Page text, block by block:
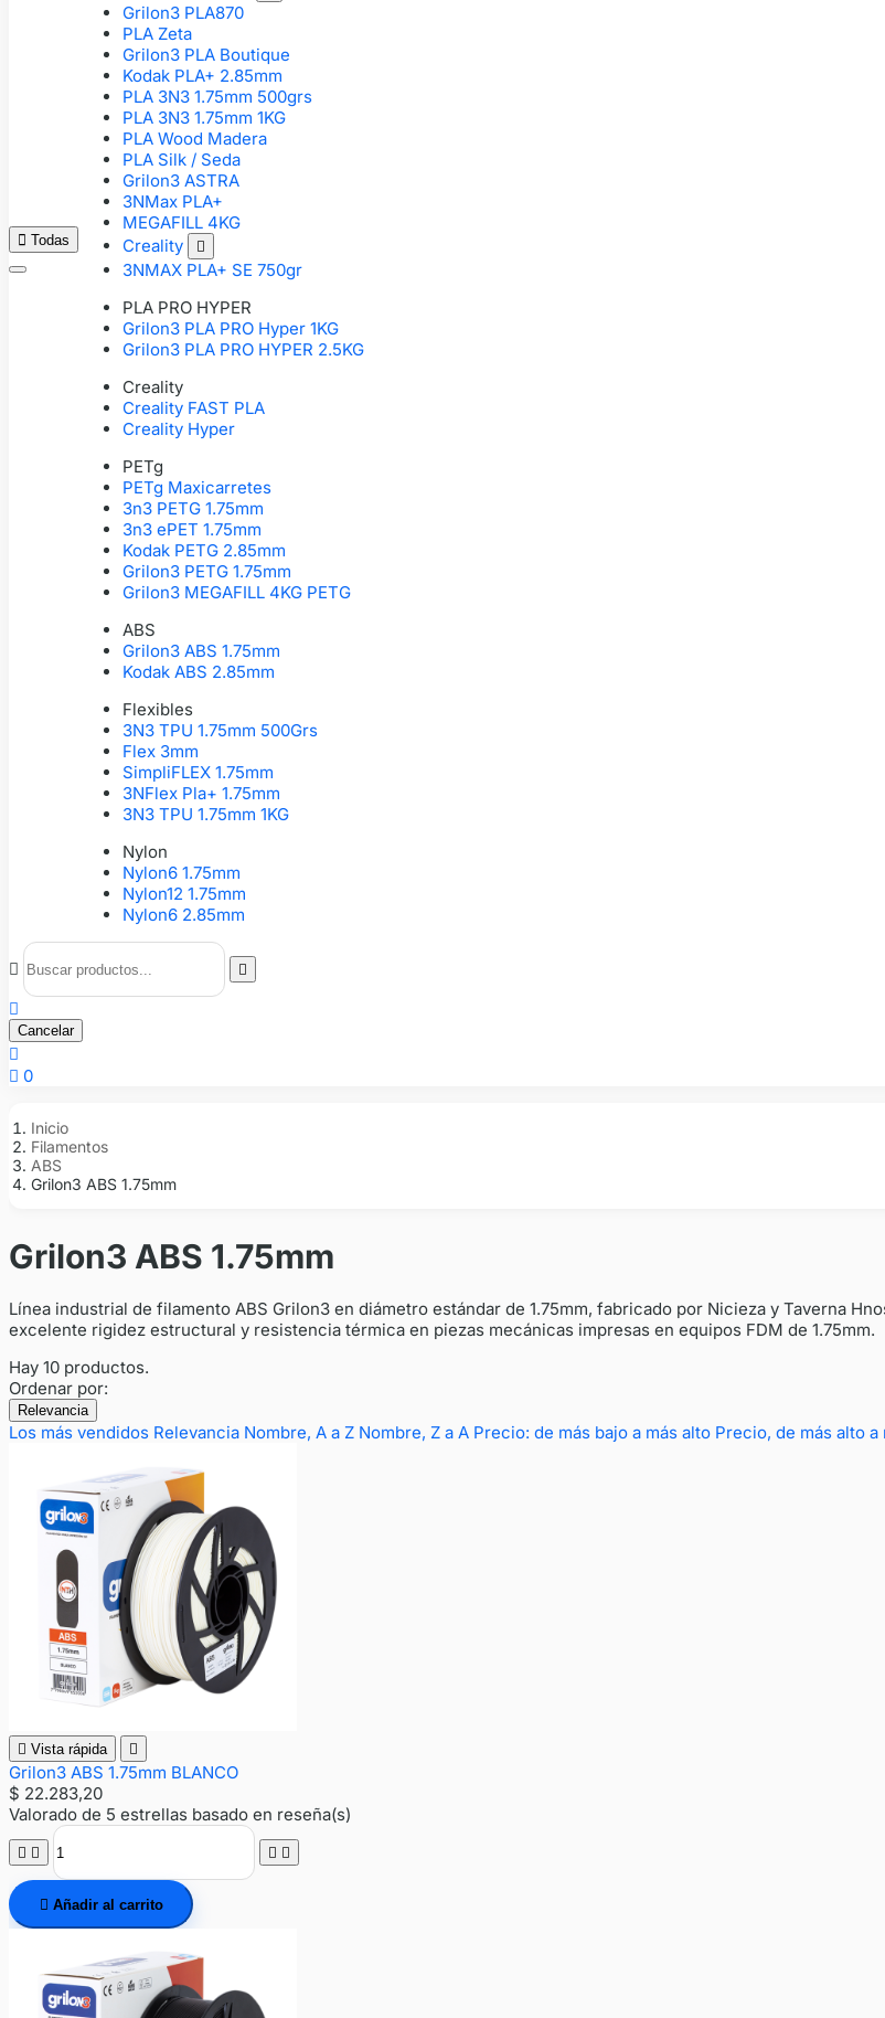
 Todas
Grilon3 PLA870
PLA Zeta
Grilon3 PLA Boutique
Kodak PLA+ 2.85mm
PLA 3N3 1.75mm 500grs
PLA 3N3 1.75mm 1KG
PLA Wood Madera
PLA Silk / Seda
Grilon3 ASTRA
3NMax PLA+
MEGAFILL 4KG
Creality

3NMAX PLA+ SE 750gr
PLA PRO HYPER
Grilon3 PLA PRO Hyper 1KG
Grilon3 PLA PRO HYPER 2.5KG
Creality
Creality FAST PLA
Creality Hyper
PETg
PETg Maxicarretes
3n3 PETG 1.75mm
3n3 ePET 1.75mm
Kodak PETG 2.85mm
Grilon3 PETG 1.75mm
Grilon3 MEGAFILL 4KG PETG
ABS
Grilon3 ABS 1.75mm
Kodak ABS 2.85mm
Flexibles
3N3 TPU 1.75mm 500Grs
Flex 3mm
SimpliFLEX 1.75mm
3NFlex Pla+ 1.75mm
3N3 TPU 1.75mm 1KG
Nylon
Nylon6 1.75mm
Nylon12 1.75mm
Nylon6 2.85mm
 

Cancelar

 0
Inicio
Filamentos
ABS
Grilon3 ABS 1.75mm
Grilon3 ABS 1.75mm
Línea industrial de filamento ABS Grilon3 en diámetro estándar de 1.75mm, fabricado por Nicieza y Taverna
excelente rigidez estructural y resistencia térmica en piezas mecánicas impresas en equipos FDM de 1.75mm.
Hay 10 productos.
Ordenar por:
Relevancia
Los más vendidos Relevancia Nombre, A a Z Nombre, Z a A Precio: de más bajo a más alto Precio, de más alto a
 Vista rápida 
Grilon3 ABS 1.75mm BLANCO
$ 22.283,20
Valorado de 5 estrellas basado en reseña(s)
   
 Añadir al carrito